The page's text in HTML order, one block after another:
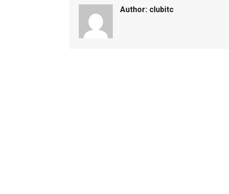
Author: clubitc